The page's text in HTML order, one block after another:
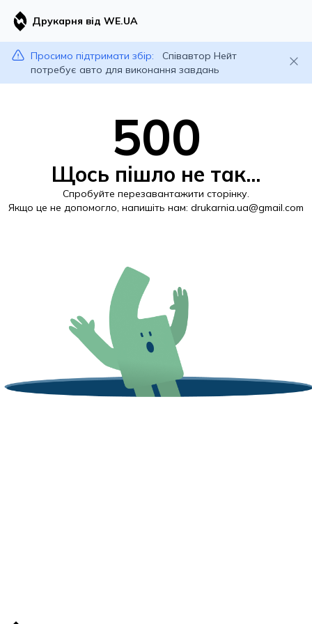
Друкарня від WE.UA
Просимо підтримати збір:
Співавтор Нейт
потребує авто для виконання завдань
500
Щось пішло не так...
Спробуйте перезавантажити сторінку.
Якщо це не допомогло, напишіть нам: drukarnia.ua@gmail.com